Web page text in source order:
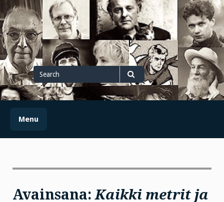
Skip
to
content
Search
for
Search
Menu
Avainsana:Kaikki metrit ja